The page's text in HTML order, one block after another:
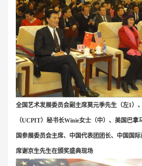
全国艺术发展委员会副主席莫元季先生（左1）
（UCPIT）秘书长Winie女士（中）、美国巴拿
国参展委员会主席、中国代表团团长、中国国
席谢京生先生在颁奖盛典现场